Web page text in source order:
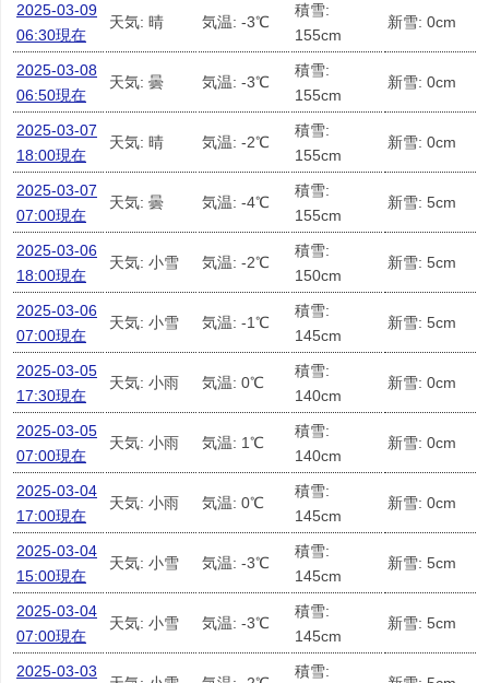
2025-03-09
06:30現在
天気: 晴 気温: -3℃
積雪:
155cm
新雪: 0cm
2025-03-08
06:50現在
天気: 曇 気温: -3℃
積雪:
155cm
新雪: 0cm
2025-03-07
18:00現在
天気: 晴 気温: -2℃
積雪:
155cm
新雪: 0cm
2025-03-07
07:00現在
天気: 曇 気温: -4℃
積雪:
155cm
新雪: 5cm
2025-03-06
18:00現在
天気: 小雪 気温: -2℃
積雪:
150cm
新雪: 5cm
2025-03-06
07:00現在
天気: 小雪 気温: -1℃
積雪:
145cm
新雪: 5cm
2025-03-05
17:30現在
天気: 小雨 気温: 0℃
積雪:
140cm
新雪: 0cm
2025-03-05
07:00現在
天気: 小雨 気温: 1℃
積雪:
140cm
新雪: 0cm
2025-03-04
17:00現在
天気: 小雨 気温: 0℃
積雪:
145cm
新雪: 0cm
2025-03-04
15:00現在
天気: 小雪 気温: -3℃
積雪:
145cm
新雪: 5cm
2025-03-04
07:00現在
天気: 小雪 気温: -3℃
積雪:
145cm
新雪: 5cm
2025-03-03
積雪: